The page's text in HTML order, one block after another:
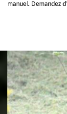
manuel. Demandez